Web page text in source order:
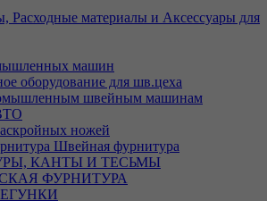
Расходные материалы и Аксессуары для
машин
оборудование для шв.цеха
швейным машинам
ножей
Швейная фурнитура
КАНТЫ И ТЕСЬМЫ
ФУРНИТУРА